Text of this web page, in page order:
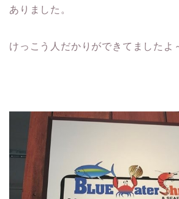
ありました。
けっこう人だかりができてましたよ